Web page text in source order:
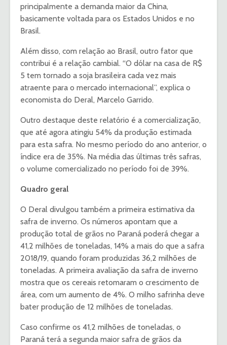
principalmente a demanda maior da China,
basicamente voltada para os Estados Unidos e no
Brasil.
Além disso, com relação ao Brasil, outro fator que
contribui é a relação cambial. “O dólar na casa de R$
5 tem tornado a soja brasileira cada vez mais
atraente para o mercado internacional”, explica o
economista do Deral, Marcelo Garrido.
Outro destaque deste relatório é a comercialização,
que até agora atingiu 54% da produção estimada
para esta safra. No mesmo período do ano anterior, o
índice era de 35%. Na média das últimas três safras,
o volume comercializado no período foi de 39%.
Quadro geral
O Deral divulgou também a primeira estimativa da
safra de inverno. Os números apontam que a
produção total de grãos no Paraná poderá chegar a
41,2 milhões de toneladas, 14% a mais do que a safra
2018/19, quando foram produzidas 36,2 milhões de
toneladas. A primeira avaliação da safra de inverno
mostra que os cereais retomaram o crescimento de
área, com um aumento de 4%. O milho safrinha deve
bater produção de 12 milhões de toneladas.
Caso confirme os 41,2 milhões de toneladas, o
Paraná terá a segunda maior safra de grãos da